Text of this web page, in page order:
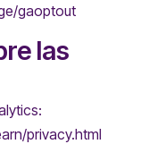
gaoptout
las
privacy.html